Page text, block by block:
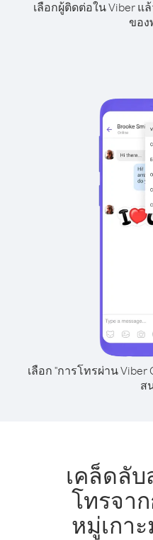
เลือกผู้ติดต่อใน Viber
ของ
เลือก "การโทรผ่าน
ส
เคล็ดลั
โทรจา
หมู่เกา